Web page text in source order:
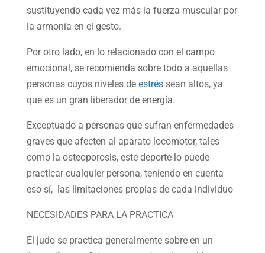
sustituyendo cada vez más la fuerza muscular por
la armonía en el gesto.
Por otro lado, en lo relacionado con el campo
emocional, se recomienda sobre todo a aquellas
personas cuyos niveles de estréssean altos, ya
que es un gran liberador de energía.
Exceptuado a personas que sufran enfermedades
graves que afecten al aparato locomotor, tales
como la osteoporosis, este deporte lo puede
practicar cualquier persona, teniendo en cuenta
eso sí, las limitaciones propias de cada individuo
NECESIDADES PARA LA PRACTICA
El judo se practica generalmente sobre en un